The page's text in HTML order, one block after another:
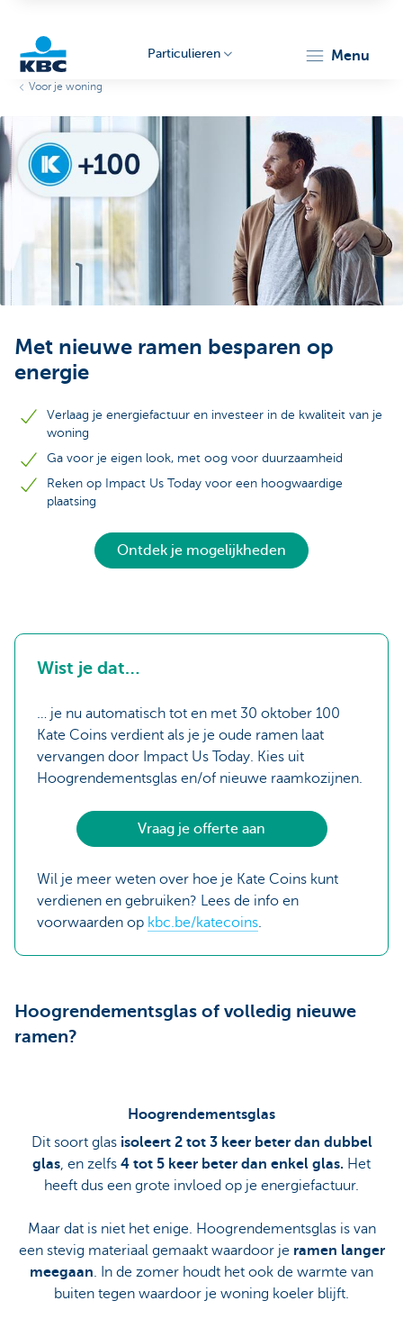
Particulieren menu
Voor je woning
Met nieuwe ramen besparen op
energie
Verlaag je energiefactuur en investeer in de kwaliteit van je
woning
Ga voor je eigen look, met oog voor duurzaamheid
Reken op Impact Us Today voor een hoogwaardige
plaatsing
Ontdek je mogelijkheden
Wist je dat…
… je nu automatisch tot en met 30 oktober 100
Kate Coins verdient als je je oude ramen laat
vervangen door Impact Us Today. Kies uit
Hoogrendementsglas en/of nieuwe raamkozijnen.
Vraag je offerte aan
Wil je meer weten over hoe je Kate Coins kunt
verdienen en gebruiken? Lees de info en
voorwaarden op kbc.be/katecoins.
Hoogrendementsglas of volledig nieuwe
ramen?
Hoogrendementsglas
Dit soort glas isoleert 2 tot 3 keer beter dan dubbel
glas, en zelfs 4 tot 5 keer beter dan enkel glas. Het
heeft dus een grote invloed op je energiefactuur.
Maar dat is niet het enige. Hoogrendementsglas is van
een stevig materiaal gemaakt waardoor je ramen langer
meegaan. In de zomer houdt het ook de warmte van
buiten tegen waardoor je woning koeler blijft.